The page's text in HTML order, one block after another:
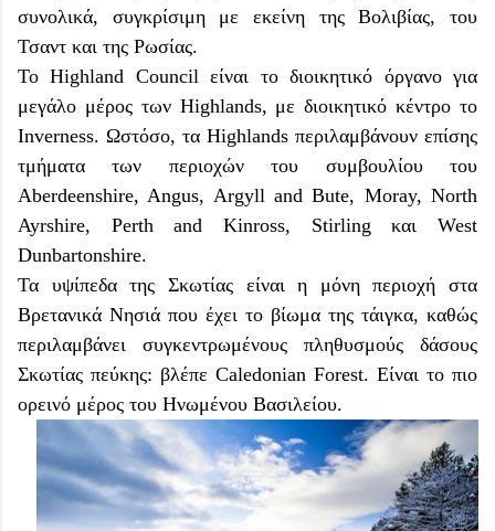
συνολικά, συγκρίσιμη με εκείνη της Βολιβίας, του
Τσαντ και της Ρωσίας.
Το Highland Council είναι το διοικητικό όργανο για
μεγάλο μέρος των Highlands, με διοικητικό κέντρο το
Inverness. Ωστόσο, τα Highlands περιλαμβάνουν επίσης
τμήματα των περιοχών του συμβουλίου του
Aberdeenshire, Angus, Argyll and Bute, Moray, North
Ayrshire, Perth and Kinross, Stirling και West
Dunbartonshire.
Τα υψίπεδα της Σκωτίας είναι η μόνη περιοχή στα
Βρετανικά Νησιά που έχει το βίωμα της τάιγκα, καθώς
περιλαμβάνει συγκεντρωμένους πληθυσμούς δάσους
Σκωτίας πεύκης: βλέπε Caledonian Forest. Είναι το πιο
ορεινό μέρος του Ηνωμένου Βασιλείου.